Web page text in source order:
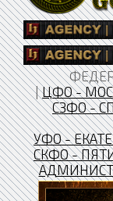
|ЦФО -
СЗФО -
УФО -
CКФО -